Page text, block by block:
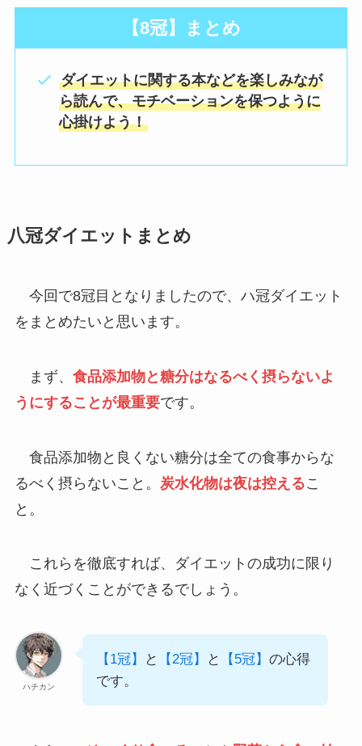
【8冠】まとめ
ダイエットに関する本などを楽しみなが
ら読んで、モチベーションを保つように
心掛けよう！
八冠ダイエットまとめ
今回で8冠目となりましたので、ハ冠ダイエット
をまとめたいと思います。
まず、 食品添加物と糖分はなるべく摂らないよ
うにすることが最重要です。
食品添加物と良くない糖分は全ての食事からな
るべく摂らないこと。 炭水化物は夜は控えるこ
と。
これらを徹底すれば、ダイエットの成功に限り
なく近づくことができるでしょう。
ハチカン
【1冠】 と 【2冠】 と 【5冠】 の心得
です。